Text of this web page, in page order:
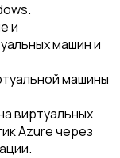
и
машин и
машины
виртуальных
Azure через